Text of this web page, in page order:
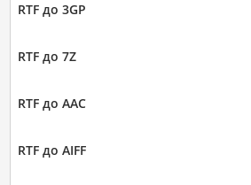
RTF до 3GP
RTF до 7Z
RTF до AAC
RTF до AIFF